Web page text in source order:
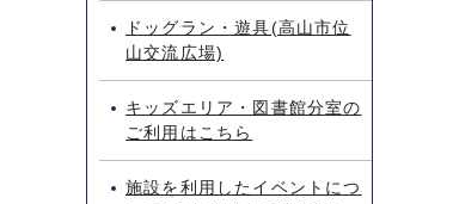
ドッグラン・遊具(高山市位
山交流広場)
キッズエリア・図書館分室の
ご利用はこちら
施設を利用したイベントにつ